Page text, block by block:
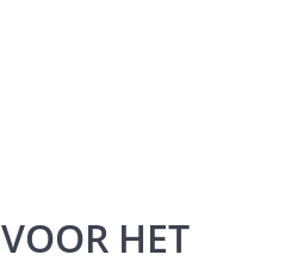
HET